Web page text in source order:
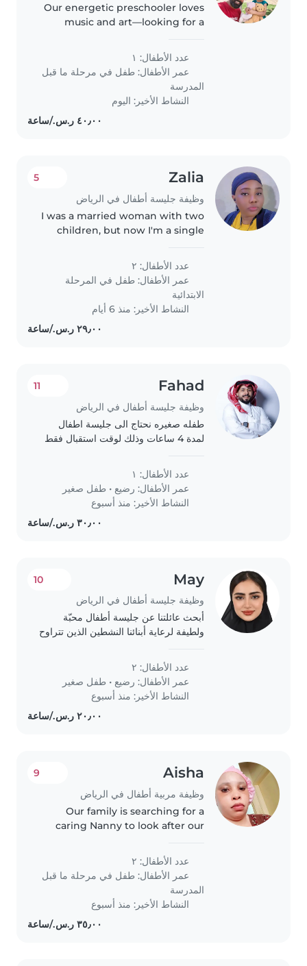
Our energetic preschooler loves
music and art—looking for a
comfortable with light chores
and homework who speaks
English.
عدد الأطفال: ١
عمر الأطفال: طفل في مرحلة ما قبل
المدرسة
النشاط الأخير: اليوم
Zalia
وظيفة جليسة أطفال في الرياض
5
I was a married woman with two
children, but now I'm a single
and comfortable at home. I'm
very good in taking care of
children and cleaning.
عدد الأطفال: ٢
عمر الأطفال: طفل في المرحلة
الابتدائية
النشاط الأخير: منذ 6 أيام
Fahad
وظيفة جليسة أطفال في الرياض
11
طفله صغيره نحتاج الى جليسة اطفال
لمدة 4 ساعات وذلك لوقت استقبال فقط
عدد الأطفال: ١
عمر الأطفال: رضيع • طفل صغير
النشاط الأخير: منذ أسبوع
May
وظيفة جليسة أطفال في الرياض
10
أبحث عائلتنا عن جليسة أطفال محبّة
ولطيفة لرعاية أبنائنا النشطين الذين تتراوح
من لديه خبرة واهتمام بالعناية بالأطفال
الصغار.
عدد الأطفال: ٢
عمر الأطفال: رضيع • طفل صغير
النشاط الأخير: منذ أسبوع
Aisha
وظيفة مربية أطفال في الرياض
9
Our family is searching for a
caring Nanny to look after our
need someone comfortable with
light chores and reliable care at
their home. First time parents..
عدد الأطفال: ٢
عمر الأطفال: طفل في مرحلة ما قبل
المدرسة
النشاط الأخير: منذ أسبوع